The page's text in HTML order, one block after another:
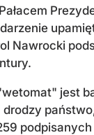
Nawrocki
jest
drodzy